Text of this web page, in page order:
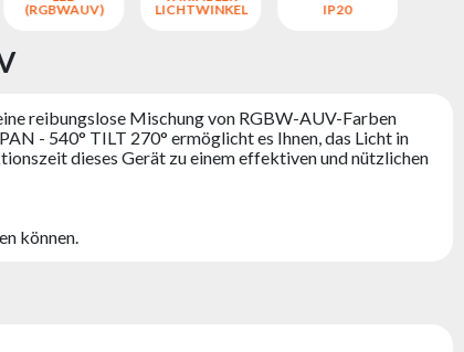
(RGBWAUV)
LICHTWINKEL
IP20
reibungslose Mischung von RGBW-AUV-Farben
- 540° TILT 270° ermöglicht es Ihnen, das Licht in
dieses Gerät zu einem effektiven und nützlichen
können.